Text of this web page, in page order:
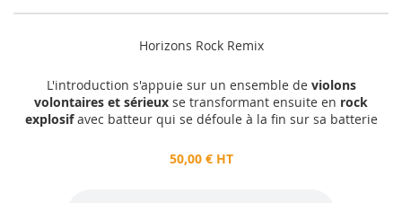
Horizons Rock Remix
L'introduction s'appuie sur un ensemble de violons
volontaires et sérieux se transformant ensuite en rock
explosifavec batteur qui se défoule à la fin sur sa batterie
50,00 € HT